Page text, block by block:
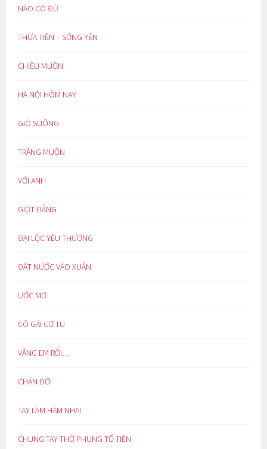
NÀO CÓ ĐỦ
THỪA TIỀN – SỐNG YÊN
CHIỀU MUỘN
HÀ NỘI HÔM NAY
GIÓ SUÔNG
TRĂNG MUỘN
VỚI ANH
GIỌT ĐẮNG
ĐẠI LỘC YÊU THƯƠNG
ĐẤT NƯỚC VÀO XUÂN
ƯỚC MƠ
CÔ GÁI CƠ TU
VẮNG EM RỒI…
CHÁN ĐỜI
TAY LÀM HÀM NHAI
CHUNG TAY THỜ PHỤNG TỔ TIÊN